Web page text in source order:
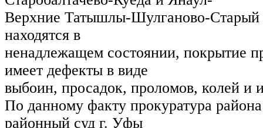
Верхние Татышлы-Шулганово-
находятся в
ненадлежащем состоянии, покрытие
имеет дефекты в виде
выбоин, просадок, проломов, колей и
По данному факту прокуратура
районный суд г. Уфы